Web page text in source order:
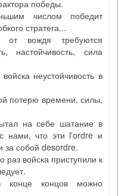
победы.
числом победит
стратега...
от вождя требуются
настойчивость, сила
неустойчивость в
потерю времени, силы,
на себе шатание в
нами, что эти l'ordre и
за собой desordre.
войска приступили к
конце концов можно